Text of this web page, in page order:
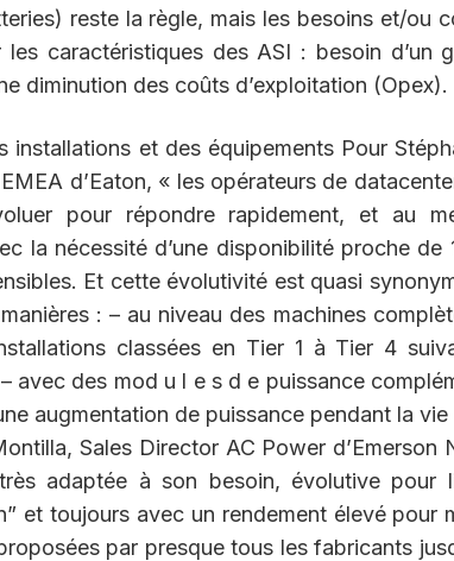
reste la règle, mais les besoins et/ou
les caractéristiques des ASI : besoin d’un
diminution des coûts d’exploitation (Opex).
installations et des équipements Pour
d’Eaton, « les opérateurs de
pour répondre rapidement, et au
la nécessité d’une disponibilité proche
Et cette évolutivité est quasi
: – au niveau des machines
classées en Tier 1 à Tier 4
avec des mod u l e s d e puissance
augmentation de puissance pendant la
Sales Director AC Power
adaptée à son besoin, évolutive pour
et toujours avec un rendement élevé
par presque tous les fabricants